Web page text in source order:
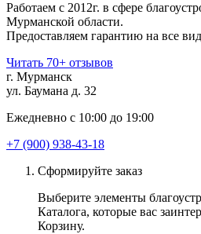
Работаем с 2012г. в сфере
Мурманской области.
Предоставляем гарантию на все
Читать 70+ отзывов
г. Мурманск
ул. Баумана д. 32
Ежедневно с 10:00 до 19:00
+7 (900) 938-43-18
Сформируйте заказ
Выберите элементы
Каталога, которые вас
Корзину.